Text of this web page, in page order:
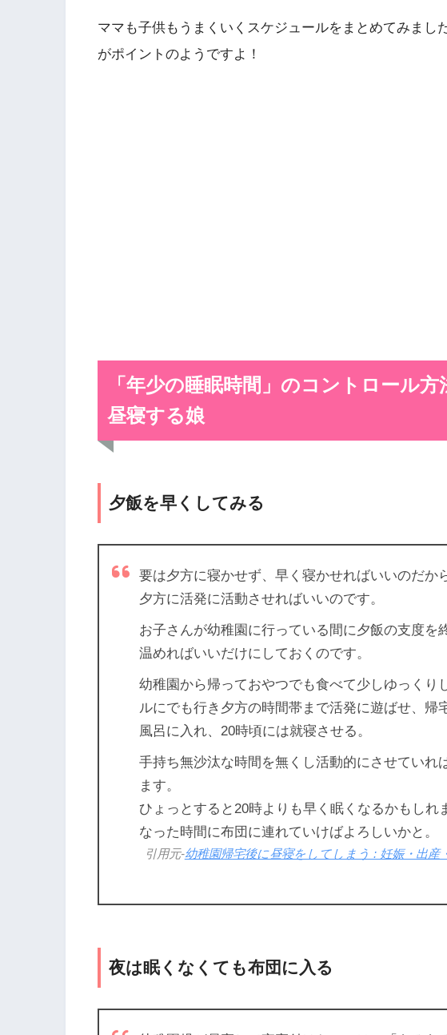
ママも子供もうまくいくスケジュールをまとめてみまし
がポイントのようですよ！
「年少の睡眠時間」のコントロール方
昼寝する娘
夕飯を早くしてみる
要は夕方に寝かせず、早く寝かせればいいのだか
夕方に活発に活動させればいいのです。
お子さんが幼稚園に行っている間に夕飯の支度を
温めればいいだけにしておくのです。
幼稚園から帰っておやつでも食べて少しゆっくり
ルにでも行き夕方の時間帯まで活発に遊ばせ、帰
風呂に入れ、20時頃には就寝させる。
手持ち無沙汰な時間を無くし活動的にさせていれ
ます。
ひょっとすると20時よりも早く眠くなるかもしれ
なった時間に布団に連れていけばよろしいかと。
引用元-幼稚園帰宅後に昼寝をしてしまう : 妊娠・出産
夜は眠くなくても布団に入る